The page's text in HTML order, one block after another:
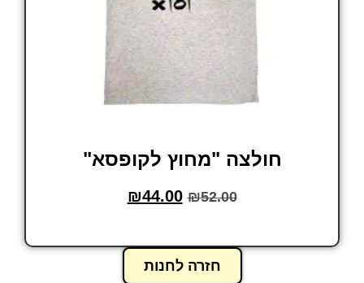
חולצה "מחוץ לקופסא"
₪52.00
₪44.00
חזרה לחנות